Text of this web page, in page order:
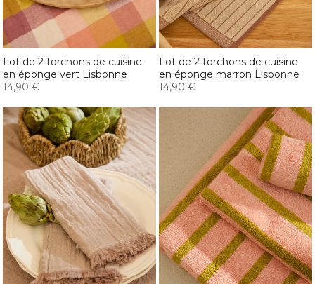
Lot de 2 torchons de cuisine
en éponge vert Lisbonne
14,90 €
Lot de 2 torchons de cuisine
en éponge marron Lisbonne
14,90 €